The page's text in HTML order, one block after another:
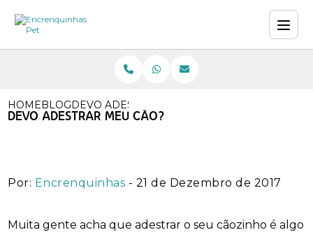
HOMEBLOGDEVO ADESTRAR MEU CÃO?
DEVO ADESTRAR MEU CÃO?
Por: Encrenquinhas - 21 de Dezembro de 2017
Muita gente acha que adestrar o seu cãozinho é algo